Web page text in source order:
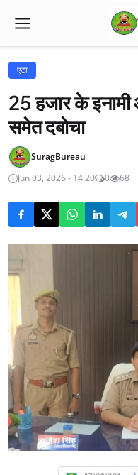
एटा
25 हजार के
समेत दबोचा
SuragBureau
Jun 03, 2026 - 14:20
0 68